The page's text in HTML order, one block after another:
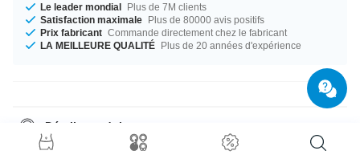
Le leader mondial Plus de 7M clients
Satisfaction maximale Plus de 80000 avis positifs
Prix fabricant Commande directement chez le fabricant
LA MEILLEURE QUALITÉ Plus de 20 années d'expérience
Détails produit
Les studs d'oreilles sont toujours envoyés par paires, donc il suffit de